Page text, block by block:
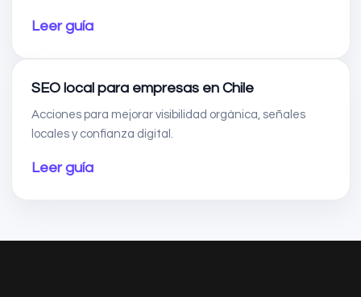
Leer guía
SEO local para empresas en Chile
Acciones para mejorar visibilidad orgánica, señales
locales y confianza digital.
Leer guía